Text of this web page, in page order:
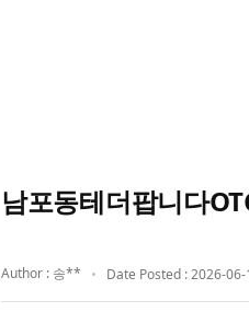
남포동테더팝니다
Author : 송** Date Posted : 2026-